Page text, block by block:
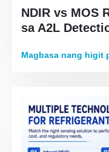
NDIR vs MOS
sa A2L
Magbasa nang higit
Winsen.